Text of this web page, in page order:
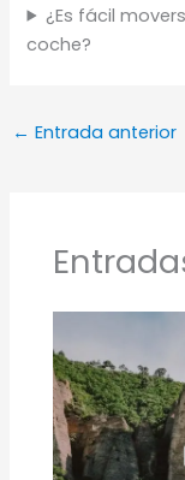
¿Es fácil
coche?
← Entrada anterior